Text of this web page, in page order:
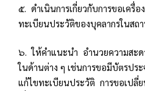
๕. ดำเนินการเกี่ยวกับการขอเครื่
ทะเบียนประวัติของบุคลากรในสถ
๖. ให้คำแนะนำ อำนวยความสะ
ในด้านต่าง ๆ เช่นการขอมีบัตรปร
แก้ไขทะเบียนประวัติ การขอเปลี่